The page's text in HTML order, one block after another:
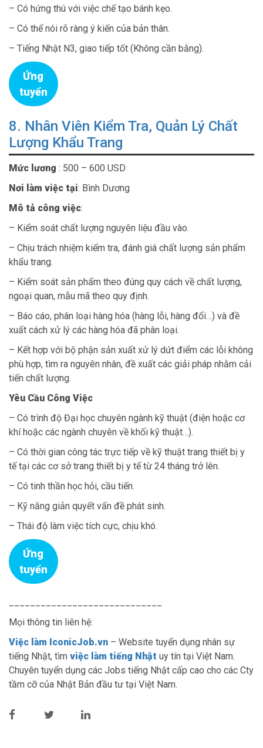
– Có hứng thú với việc chế tạo bánh kẹo.
– Có thể nói rõ ràng ý kiến của bản thân.
– Tiếng Nhật N3, giao tiếp tốt (Không cần bằng).
Ứng
tuyển
8. Nhân Viên Kiểm Tra, Quản Lý Chất
Lượng Khẩu Trang
Mức lương : 500 – 600 USD
Nơi làm việc tại: Bình Dương
Mô tả công việc:
– Kiểm soát chất lượng nguyên liệu đầu vào.
– Chịu trách nhiệm kiểm tra, đánh giá chất lượng sản phẩm
khẩu trang.
– Kiểm soát sản phẩm theo đúng quy cách về chất lượng,
ngoại quan, mẫu mã theo quy định.
– Báo cáo, phân loại hàng hóa (hàng lỗi, hàng đổi…) và đề
xuất cách xử lý các hàng hóa đã phân loại.
– Kết hợp với bộ phận sản xuất xử lý dứt điểm các lỗi không
phù hợp, tìm ra nguyên nhân, đề xuất các giải pháp nhằm cải
tiến chất lượng.
Yêu Cầu Công Việc
– Có trình độ Đại học chuyên ngành kỹ thuật (điện hoặc cơ
khí hoặc các ngành chuyên về khối kỹ thuật…).
– Có thời gian công tác trực tiếp về kỹ thuật trang thiết bị y
tế tại các cơ sở trang thiết bị y tế từ 24 tháng trở lên.
– Có tinh thần học hỏi, cầu tiến.
– Kỹ năng giản quyết vấn đề phát sinh.
– Thái độ làm việc tích cực, chịu khó.
Ứng
tuyển
Mọi thông tin liên hệ:
Việc làm IconicJob.vn – Website tuyển dụng nhân sự
tiếng Nhật, tìm việc làm tiếng Nhật uy tín tại Việt Nam.
Chuyên tuyển dụng các Jobs tiếng Nhật cấp cao cho các Cty
tầm cỡ của Nhật Bản đầu tư tại Việt Nam.